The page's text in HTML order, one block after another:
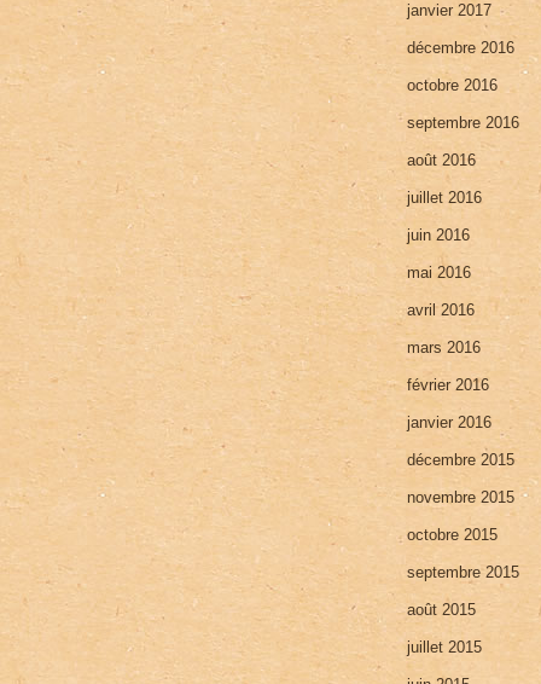
janvier 2017
décembre 2016
octobre 2016
septembre 2016
août 2016
juillet 2016
juin 2016
mai 2016
avril 2016
mars 2016
février 2016
janvier 2016
décembre 2015
novembre 2015
octobre 2015
septembre 2015
août 2015
juillet 2015